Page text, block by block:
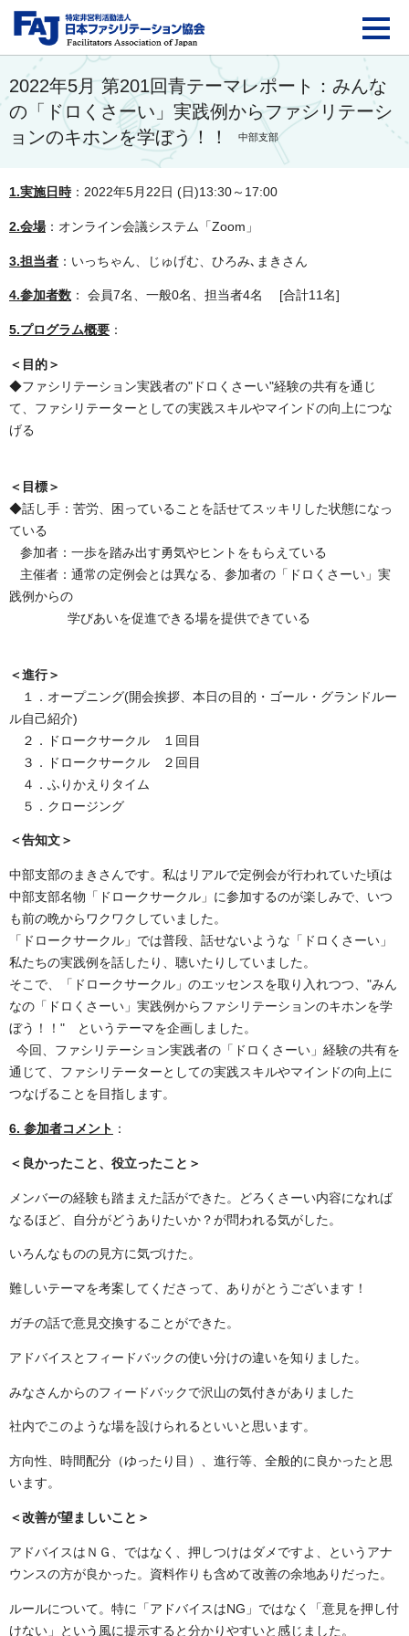
FAJ：特定非営利活動
2022年5月 第201回青テーマレポート：みんな
の「ドロくさーい」実践例からファシリテーシ
ョンのキホンを学ぼう！！
中部支部
1.実施日時：2022年5月22日 (日)13:30～17:00
2.会場：オンライン会議システム「Zoom」
3.担当者 ：いっちゃん、じゅげむ、ひろみ､まきさん
4.参加者数 ： 会員7名、一般0名、担当者4名 [合計11名]
5.プログラム概要 ：
＜目的＞
◆ファシリテーション実践者の"ドロくさーい"経験の共有を通じ
て、ファシリテーターとしての実践スキルやマインドの向上につな
げる
＜目標＞
◆話し手：苦労、困っていることを話せてスッキリした状態になっ
ている
参加者：一歩を踏み出す勇気やヒントをもらえている
主催者：通常の定例会とは異なる、参加者の「ドロくさーい」実
践例からの
学びあいを促進できる場を提供できている
＜進行＞
１．オープニング(開会挨拶、本日の目的・ゴール・グランドルー
ル自己紹介)
２．ドロークサークル １回目
３．ドロークサークル ２回目
４．ふりかえりタイム
５．クロージング
＜告知文＞
中部支部のまきさんです。私はリアルで定例会が行われていた頃は
中部支部名物「ドロークサークル」に参加するのが楽しみで、いつ
も前の晩からワクワクしていました。
「ドロークサークル」では普段、話せないような「ドロくさーい」
私たちの実践例を話したり、聴いたりしていました。
そこで、「ドロークサークル」のエッセンスを取り入れつつ、"みん
なの「ドロくさーい」実践例からファシリテーションのキホンを学
ぼう！！" というテーマを企画しました。
今回、ファシリテーション実践者の「ドロくさーい」経験の共有を
通じて、ファシリテーターとしての実践スキルやマインドの向上に
つなげることを目指します。
6. 参加者コメント ：
＜良かったこと、役立ったこと＞
メンバーの経験も踏まえた話ができた。どろくさーい内容になれば
なるほど、自分がどうありたいか？が問われる気がした。
いろんなものの見方に気づけた。
難しいテーマを考案してくださって、ありがとうございます！
ガチの話で意見交換することができた。
アドバイスとフィードバックの使い分けの違いを知りました。
みなさんからのフィードバックで沢山の気付きがありました
社内でこのような場を設けられるといいと思います。
方向性、時間配分（ゆったり目）、進行等、全般的に良かったと思
います。
＜改善が望ましいこと＞
アドバイスはＮＧ、ではなく、押しつけはダメですよ、というアナ
ウンスの方が良かった。資料作りも含めて改善の余地ありだった。
ルールについて。特に「アドバイスはNG」ではなく「意見を押し付
けない」という風に提示すると分かりやすいと感じました。